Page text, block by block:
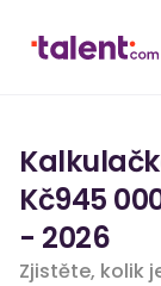
Kč945
- 2026
Zjistěte, kolik